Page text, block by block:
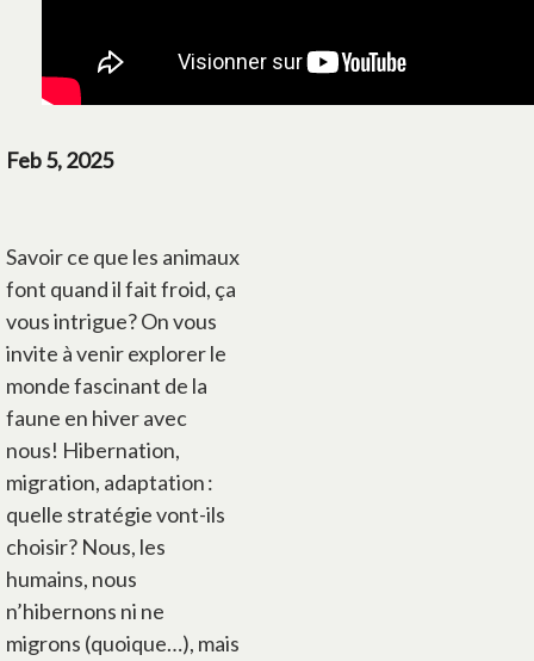
Feb 5, 2025
Savoir ce que les animaux
font quand il fait froid, ça
vous intrigue? On vous
invite à venir explorer le
monde fascinant de la
faune en hiver avec
nous! Hibernation,
migration, adaptation :
quelle stratégie vont-ils
choisir? Nous, les
humains, nous
n’hibernons ni ne
migrons (quoique…), mais